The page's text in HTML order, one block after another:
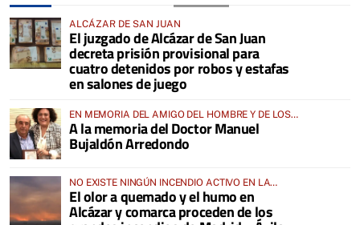
ALCÁZAR DE SAN JUAN
El juzgado de Alcázar de San Juan
decreta prisión provisional para
cuatro detenidos por robos y estafas
en salones de juego
EN MEMORIA DEL AMIGO DEL HOMBRE Y DE LOS
ANIMALES
A la memoria del Doctor Manuel
Bujaldón Arredondo
NO EXISTE NINGÚN INCENDIO ACTIVO EN LA
COMARCA
El olor a quemado y el humo en
Alcázar y comarca proceden de los